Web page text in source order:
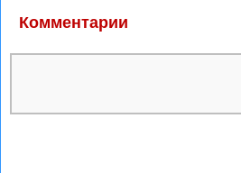
Комментарии